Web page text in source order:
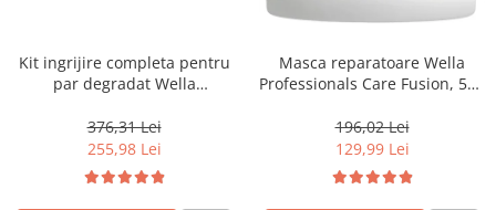
Kit ingrijire completa pentru
par degradat Wella
Salon Size
376,31 Lei
255,98 Lei
Masca reparatoare Wella
Professionals Care Fusion, 500
196,02 Lei
129,99 Lei